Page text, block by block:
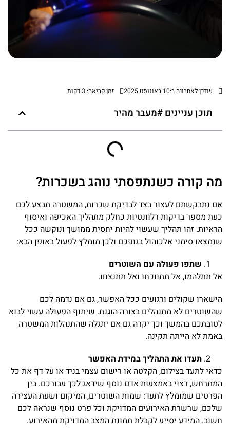
עודכן לאחרונה ב:10 באוגוסט 2025 זמן קריאה: 3 דקות
תוכן עניינים #מעבר מהיר
מה קורה כשנתפסתי נוהג בשכרות?
אם נתבקשתם לעצור בצד לבדיקת שכרות, המשטרה תבצע לכם
כעת מספר בדיקות רלוונטיות כחלק מתהליך האכיפה ואיסוף
הראיות. זהו תהליך שעשוי להיות יחסית ממושך ונוקשה ככל
שנמצאו סימני אלכוהול בגופכם ולכן מומלץ לפעול באופן הבא:
שתפו פעולה עם השוטרים
אל תתלהמו, אל תתווכחו ואל תתנצחו.
הישארו שקולים ורגועים ככל האפשר, גם אם נדמה לכם
שהשוטרים לא מתנהלים בצורה הוגנת. שיתוף הפעולה עשוי לבוא
לטובתכם בהמשך וכך יקרה גם אם יתגלה שהתנהלות המשטרה
באמת לא הייתה תקינה.
תעדו את התהליך במידת האפשר
כדאי לתעד בצילום, הקלטה או רישום עצמי בניד או על דף את כל
המתרחש, רצוי באמצעות אדם נוסף שידאג לכך עבורכם. בין
הפרטים שמומלץ לתעד: שמות השוטרים, המיקום ושעת העצירה
שלכם, שרשרת האירועים המדויקת וכל פרט נוסף שנראה לכם
חשוב. המידע יסייע לקבלת תמונת המצב המדויקת מהאירוע.